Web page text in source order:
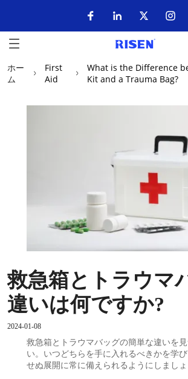
ホー
ム
First
Aid
What is the Difference
Kit and a Trauma Bag?
救急箱とトラウマ
違いは何ですか?
2024-01-08
救急箱とトラウマバッグの簡単な違いを
い。いつどちらを手に入れるべきかを学
せぬ展開に常に備えられるようにしましょ